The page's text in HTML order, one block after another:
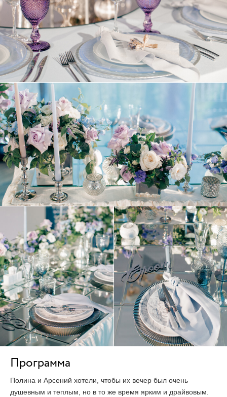
Программа
Полина и Арсений хотели, чтобы их вечер был очень
душевным и теплым, но в то же время ярким и драйвовым.